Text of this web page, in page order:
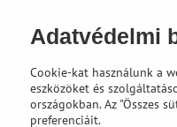
Adatvédelmi
Cookie-kat használunk a
eszközöket és
országokban. Az "Összes
preferenciáit.